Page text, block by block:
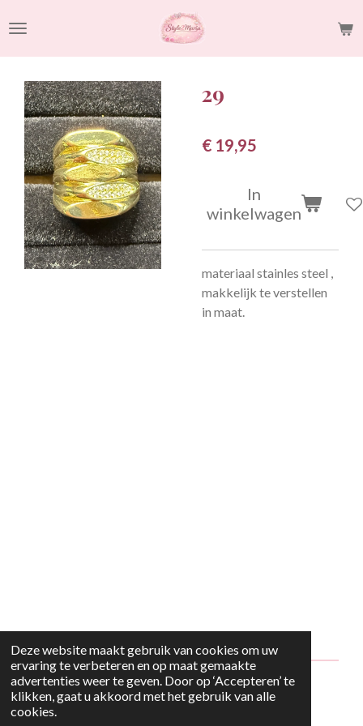
Deze website maakt gebruik van cookies om uw
ervaring te verbeteren en op maat gemaakte
advertenties weer te geven. Door op ‘Accepteren’ te
klikken, gaat u akkoord met het gebruik van alle
cookies.
direct
naar
hoofdinhoud
29
€ 19,95
In
winkelwagen
materiaal stainles steel ,
makkelijk te verstellen
in maat.
© 2024 - 2026 Style2Maria
Powered by